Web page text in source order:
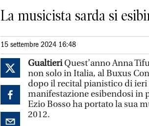
La musicista sarda si
15 settembre 2024 16:48
GualtieriQuest’anno Anna
non solo in Italia, al Buxus
dopo il recital pianistico di ieri
manifestazione esibendosi in
Ezio Bosso ha portato la sua
2012.